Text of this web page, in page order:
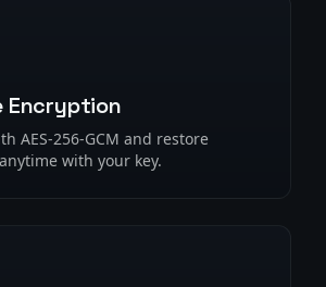
Encryption
AES-256-GCM and restore
with your key.